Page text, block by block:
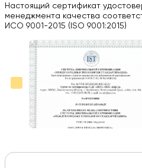
03.09.2024
Вся работа выполнена в срок.
Больше отзывов на Google Maps
Настоящий сертификат
менеджмента качества
ИСО 9001-2015 (ISO 9001:2015)